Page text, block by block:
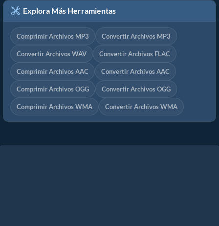
Explora Más Herramientas
Comprimir Archivos MP3 Convertir Archivos MP3
Convertir Archivos WAV Convertir Archivos FLAC
Comprimir Archivos AAC Convertir Archivos AAC
Comprimir Archivos OGG Convertir Archivos OGG
Comprimir Archivos WMA Convertir Archivos WMA